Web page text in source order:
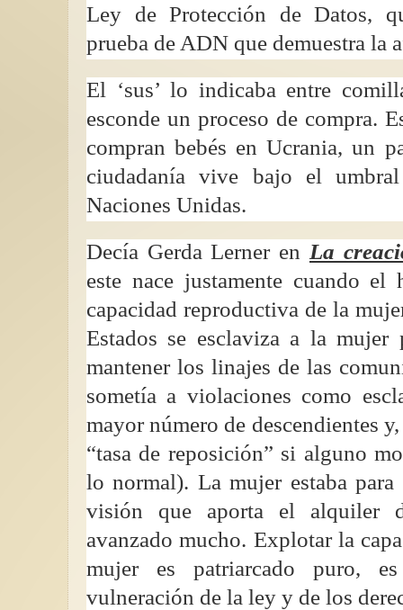
Ley de Protección de Datos,
prueba de ADN que demuestra la
El ‘sus’ lo indicaba entre
esconde un proceso de compra.
compran bebés en Ucrania, un
ciudadanía vive bajo el
Naciones Unidas.
Decía Gerda Lerner en La
este nace justamente cuando el
capacidad reproductiva de la
Estados se esclaviza a la
mantener los linajes de las
sometía a violaciones como
mayor número de descendientes
“tasa de reposición” si alguno
lo normal). La mujer estaba
visión que aporta el alquiler
avanzado mucho. Explotar la
mujer es patriarcado puro,
vulneración de la ley y de los